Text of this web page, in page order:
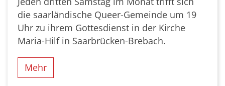
die saarländische Queer-Gemeinde um 19
Uhr zu ihrem Gottesdienst in der Kirche
Maria-Hilf in Saarbrücken-Brebach.
Mehr